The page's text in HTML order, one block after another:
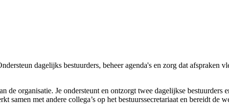
dagelijks bestuurders, beheer agenda's en zorg dat afspraken
de organisatie. Je ondersteunt en ontzorgt twee dagelijkse bestuurders
samen met andere collega’s op het bestuurssecretariaat en bereidt de